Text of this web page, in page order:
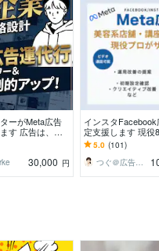
ーがMeta広告
す 広告は、戦
企業マーケター
す。
30,000 円
インスタ
定支援します 現役
ポート！Meta広告
5.0 (101)
つぐ＠広告マーケティングサポーター